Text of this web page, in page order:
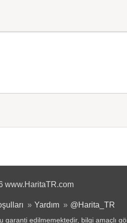
www.HaritaTR.com
Yardım @Harita_TR
edilmemektedir, bilgi amaçlı